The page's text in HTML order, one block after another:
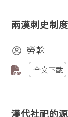
兩漢刺史制
勞榦
全文下載
漢代社祀的